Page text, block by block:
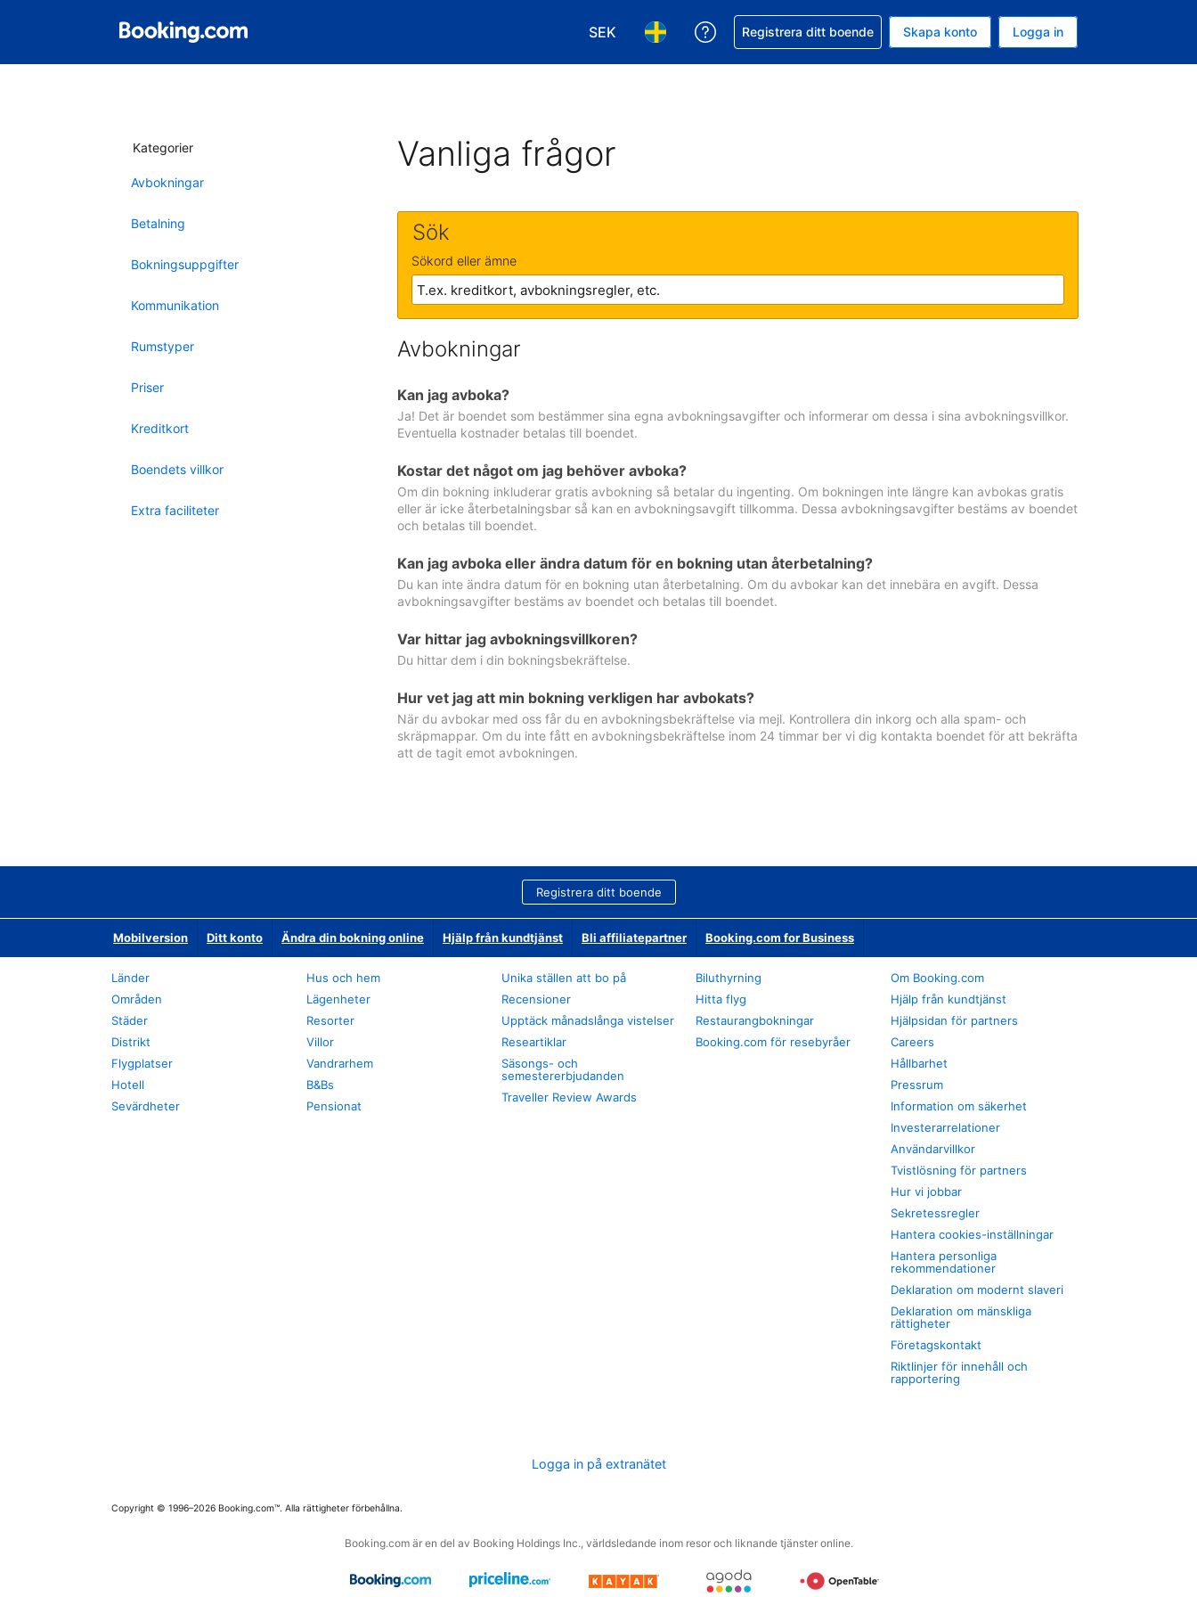
SEK
Välj valuta. Din nuvarande valuta är Svenska kronor
Välj språk. Ditt nuvarande språk är Svenska
Få hjälp med din bokning
Registrera ditt boende Skapa konto Logga in
Kategorier
Avbokningar
Betalning
Bokningsuppgifter
Kommunikation
Rumstyper
Priser
Kreditkort
Boendets villkor
Extra faciliteter
Vanliga frågor
Sök
Sökord eller ämne
Avbokningar
Kan jag avboka?
Ja! Det är boendet som bestämmer sina egna avbokningsavgifter och informerar om dessa i sina avbokningsvillkor.
Eventuella kostnader betalas till boendet.
Kostar det något om jag behöver avboka?
Om din bokning inkluderar gratis avbokning så betalar du ingenting. Om bokningen inte längre kan avbokas gratis
eller är icke återbetalningsbar så kan en avbokningsavgift tillkomma. Dessa avbokningsavgifter bestäms av boendet
och betalas till boendet.
Kan jag avboka eller ändra datum för en bokning utan återbetalning?
Du kan inte ändra datum för en bokning utan återbetalning. Om du avbokar kan det innebära en avgift. Dessa
avbokningsavgifter bestäms av boendet och betalas till boendet.
Var hittar jag avbokningsvillkoren?
Du hittar dem i din bokningsbekräftelse.
Hur vet jag att min bokning verkligen har avbokats?
När du avbokar med oss får du en avbokningsbekräftelse via mejl. Kontrollera din inkorg och alla spam- och
skräpmappar. Om du inte fått en avbokningsbekräftelse inom 24 timmar ber vi dig kontakta boendet för att bekräfta
att de tagit emot avbokningen.
Registrera ditt boende
Mobilversion Ditt konto Ändra din bokning online Hjälp från kundtjänst Bli affiliatepartner Booking.com for Business
Länder
Områden
Städer
Distrikt
Flygplatser
Hotell
Sevärdheter
Hus och hem
Lägenheter
Resorter
Villor
Vandrarhem
B&Bs
Pensionat
Unika ställen att bo på
Recensioner
Upptäck månadslånga vistelser
Researtiklar
Säsongs- och
semestererbjudanden
Traveller Review Awards
Biluthyrning
Hitta flyg
Restaurangbokningar
Booking.com för resebyråer
Om Booking.com
Hjälp från kundtjänst
Hjälpsidan för partners
Careers
Hållbarhet
Pressrum
Information om säkerhet
Investerarrelationer
Användarvillkor
Tvistlösning för partners
Hur vi jobbar
Sekretessregler
Hantera cookies-inställningar
Hantera personliga
rekommendationer
Deklaration om modernt slaveri
Deklaration om mänskliga
rättigheter
Företagskontakt
Riktlinjer för innehåll och
rapportering
Logga in på extranätet
Copyright © 1996–2026 Booking.com™. Alla rättigheter förbehållna.
Booking.com är en del av Booking Holdings Inc., världsledande inom resor och liknande tjänster online.